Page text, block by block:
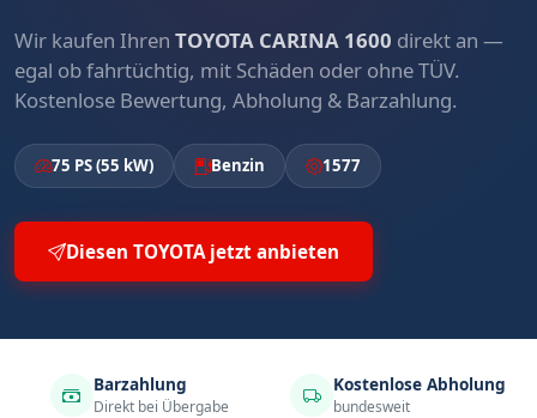
Wir kaufen Ihren TOYOTA CARINA 1600 direkt an —
egal ob fahrtüchtig, mit Schäden oder ohne TÜV.
Kostenlose Bewertung, Abholung & Barzahlung.
75 PS (55 kW) Benzin 1577
Diesen TOYOTA jetzt anbieten
Barzahlung
Direkt bei Übergabe
Kostenlose Abholung
bundesweit